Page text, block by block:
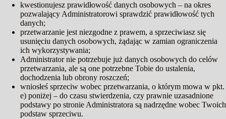
kwestionujesz prawidłowość danych osobowych – na okres
pozwalający Administratorowi sprawdzić prawidłowość tych
danych;
przetwarzanie jest niezgodne z prawem, a sprzeciwiasz się
usunięciu danych osobowych, żądając w zamian ograniczenia
ich wykorzystywania;
Administrator nie potrzebuje już danych osobowych do celów
przetwarzania, ale są one potrzebne Tobie do ustalenia,
dochodzenia lub obrony roszczeń;
wniosłeś sprzeciw wobec przetwarzania, o którym mowa w pkt.
e) poniżej – do czasu stwierdzenia, czy prawnie uzasadnione
podstawy po stronie Administratora są nadrzędne wobec Twoich
podstaw sprzeciwu.